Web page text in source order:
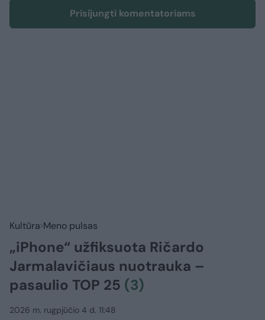
Prisijungti komentatoriams
Kultūra Meno pulsas
„iPhone“ užfiksuota Ričardo
Jarmalavičiaus nuotrauka –
pasaulio TOP 25 (3)
2026 m. rugpjūčio 4 d. 11:48